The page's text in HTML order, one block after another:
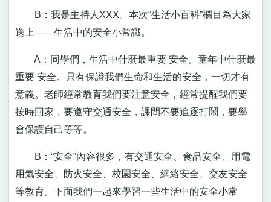
B：我是主持人XXX。本次“生活小百科”欄目為大家
送上——生活中的安全小常識。
A：同學們，生活中什麼最重要 安全。童年中什麼最
重要 安全。只有保證我們生命和生活的安全，一切才有
意義。老師經常教育我們要注意安全，經常提醒我們要
按時回家，要遵守交通安全，課間不要追逐打鬧，要學
會保護自己等等。
B：“安全”內容很多，有交通安全、食品安全、用電
用氣安全、防火安全、校園安全、網絡安全、交友安全
等教育。下面我們一起來學習一些生活中的安全小常